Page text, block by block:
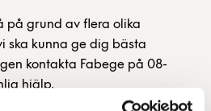
på grund av flera olika
ska kunna ge dig bästa
kontakta Fabege på 08-
hjälp.